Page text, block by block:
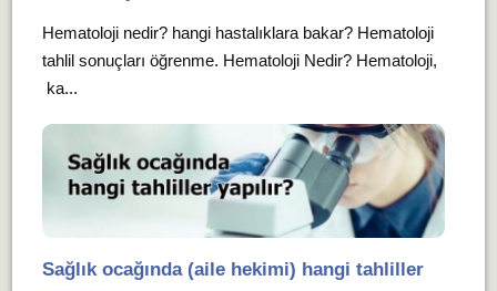
Hematoloji nedir? hangi hastalıklara bakar? Hematoloji
tahlil sonuçları öğrenme. Hematoloji Nedir? Hematoloji,
ka...
Sağlık ocağında (aile hekimi) hangi tahliller